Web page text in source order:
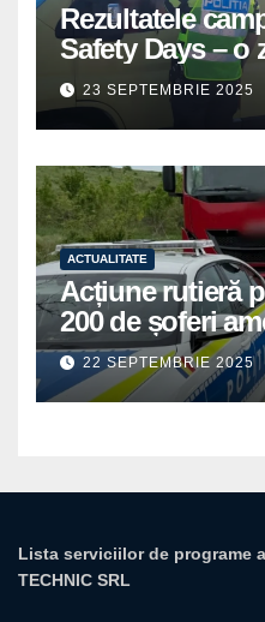
Rezultatele
Safety Days – o
trafic
23 SEPTEMBRIE 2025
ACTUALITATE
Acțiune rutieră
200 de șoferi
polițiștii din
22 SEPTEMBRIE 2025
Lista serviciilor de programe
TECHNIC SRL